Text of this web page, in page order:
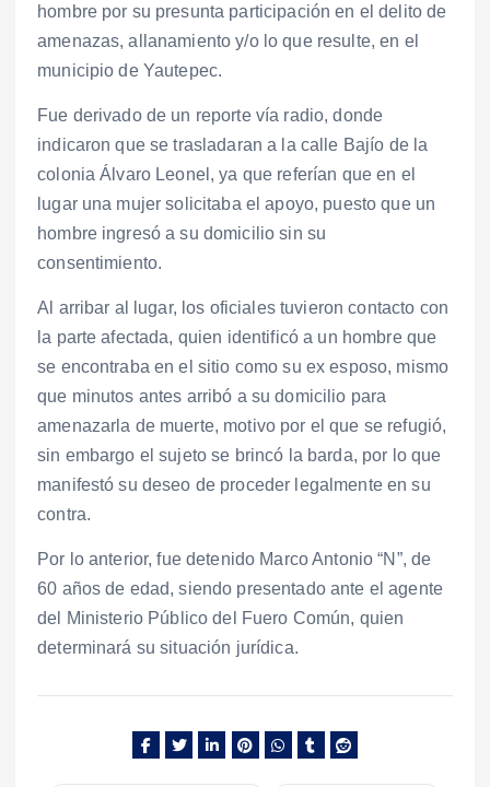
hombre por su presunta participación en el delito de
amenazas, allanamiento y/o lo que resulte, en el
municipio de Yautepec.
Fue derivado de un reporte vía radio, donde
indicaron que se trasladaran a la calle Bajío de la
colonia Álvaro Leonel, ya que referían que en el
lugar una mujer solicitaba el apoyo, puesto que un
hombre ingresó a su domicilio sin su
consentimiento.
Al arribar al lugar, los oficiales tuvieron contacto con
la parte afectada, quien identificó a un hombre que
se encontraba en el sitio como su ex esposo, mismo
que minutos antes arribó a su domicilio para
amenazarla de muerte, motivo por el que se refugió,
sin embargo el sujeto se brincó la barda, por lo que
manifestó su deseo de proceder legalmente en su
contra.
Por lo anterior, fue detenido Marco Antonio “N”, de
60 años de edad, siendo presentado ante el agente
del Ministerio Público del Fuero Común, quien
determinará su situación jurídica.